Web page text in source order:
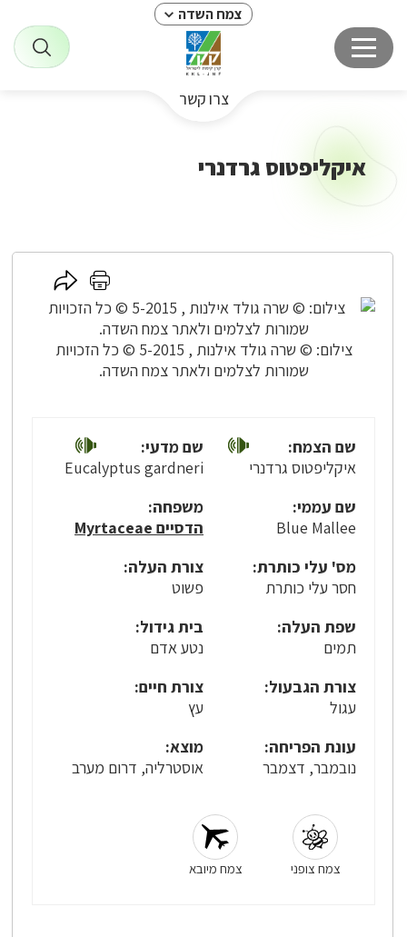
צמח השדה
צרו קשר
איקליפטוס גרדנרי
צילום: © שרה גולד אילנות , 5-2015 © כל הזכויות
שמורות לצלמים ולאתר צמח השדה.
לחץ
כאן
להדפסה
לחץ
כאן
לשיתוף
שם הצמח:
איקליפטוס גרדנרי
שם מדעי:
Eucalyptus gardneri
שם עממי:
Blue Mallee
משפחה:
הדסיים Myrtaceae
מס' עלי כותרת:
חסר עלי כותרת
צורת העלה:
פשוט
שפת העלה:
תמים
בית גידול:
נטע אדם
צורת הגבעול:
עגול
צורת חיים:
עץ
עונת הפריחה:
נובמבר, דצמבר
מוצא:
אוסטרליה, דרום מערב
צמח צופני צמח מיובא